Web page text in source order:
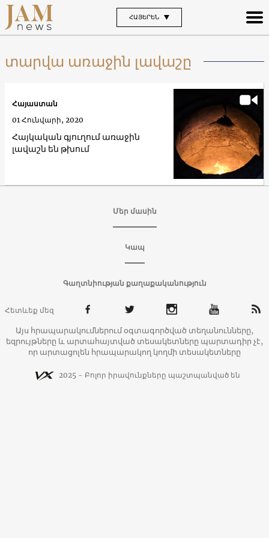
ՀԱՅԵՐԵՆ
տարվա առաջին լավաշը
Հայկական գյուղում առաջին
լավաշն են թխում
Հայաստան
01 Հունվարի, 2020
Մեր մասին
Կապ
Գաղտնիության քաղաքականություն
Հետևեք մեզ
Այս հրապարակումներում օգտագործված տեղանունները,
եզրույթները և արտահայտված տեսակետները պարտադիր չէ,
որ արտացոլեն հրապարակող կողմի տեսակետները
2025 - Բոլոր իրավունքները պաշտպանված են